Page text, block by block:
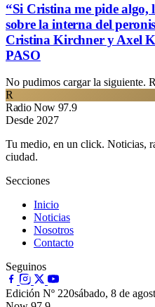
“Si Cristina me pide algo,
sobre la interna del
Cristina Kirchner y Axel
PASO
No pudimos cargar la siguiente.
R
Radio Now 97.9
Desde 2027
Tu medio, en un click. Noticias,
ciudad.
Secciones
Inicio
Noticias
Nosotros
Contacto
Seguinos
Edición Nº 220sábado, 8 de